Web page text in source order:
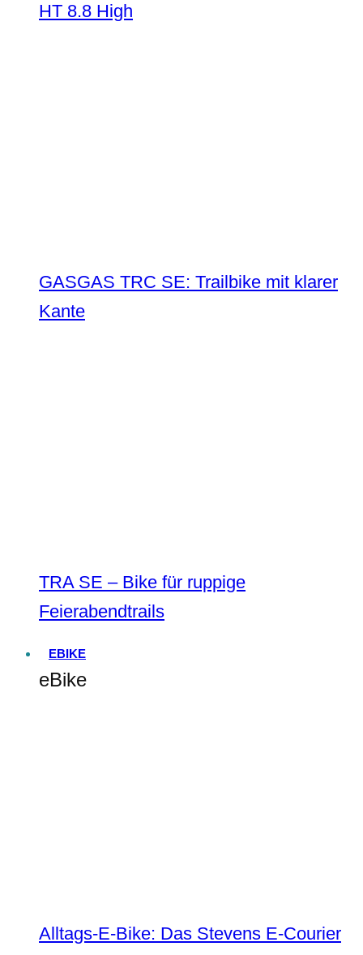
HT 8.8 High
GASGAS TRC SE: Trailbike mit klarer
Kante
TRA SE – Bike für ruppige
Feierabendtrails
EBIKE
eBike
Alltags-E-Bike: Das Stevens E-Courier